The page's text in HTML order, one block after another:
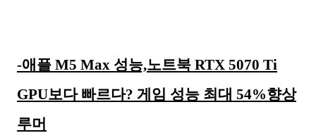
-애플 M5 Max 성능,노트북 RTX 5070 Ti
GPU보다 빠르다? 게임 성능 최대 54%향상
루머